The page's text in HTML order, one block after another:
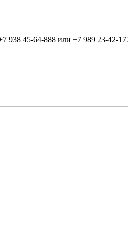
938 45-64-888 или +7 989 23-42-